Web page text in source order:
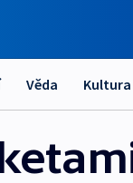
Věda Kultura